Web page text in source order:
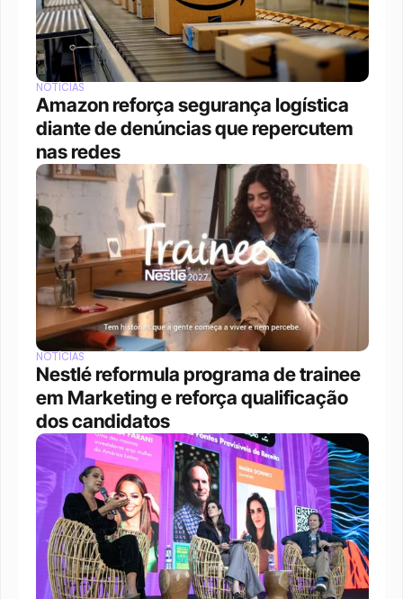
NOTÍCIAS
Amazon reforça segurança logística
diante de denúncias que repercutem
nas redes
NOTÍCIAS
Nestlé reformula programa de trainee
em Marketing e reforça qualificação
dos candidatos